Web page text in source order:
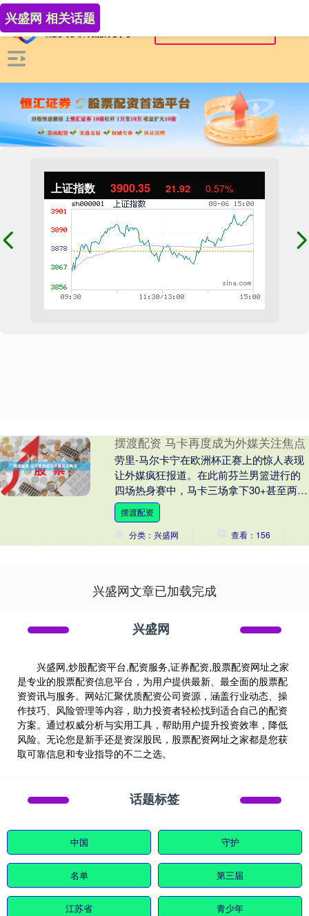
上证指数 3900.35 21.92 0.57%
兴盛网 相关话题
摆渡配资 马卡再度成为外媒关注焦点
劳里-马尔卡宁在欧洲杯正赛上的惊人表现
让外媒疯狂报道。在此前芬兰男篮进行的
四场热身赛中，马卡三场拿下30+甚至两场
40+，平均每场得分高达40.5分。对阵英国
一....
摆渡配资
分类：兴盛网
查看：156
兴盛网文章已加载完成
兴盛网
兴盛网,炒股配资平台,配资服务,证券配资,股票配资网址之家
是专业的股票配资信息平台，为用户提供最新、最全面的股票配
资资讯与服务。网站汇聚优质配资公司资源，涵盖行业动态、操
作技巧、风险管理等内容，助力投资者轻松找到适合自己的配资
方案。通过权威分析与实用工具，帮助用户提升投资效率，降低
风险。无论您是新手还是资深股民，股票配资网址之家都是您获
取可靠信息和专业指导的不二之选。
话题标签
中国 守护
名单 第三届
江苏省 青少年